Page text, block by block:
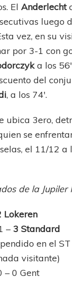
ElAnderlecht
luego
vez, en su
por 3-1 con
a los
del
, a los 74′.
ubica 3ero,
se
el 11/12 a
de la Jupiler
Lokeren
– 3 Standard
en el
visitante)
– 0 Gent